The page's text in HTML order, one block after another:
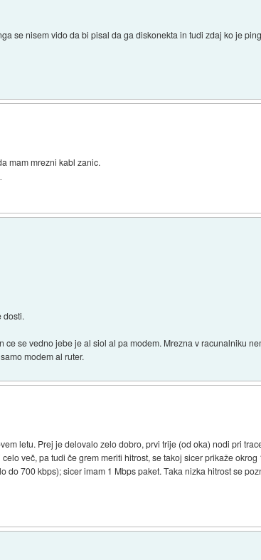
se nisem vido da bi pisal da ga diskonekta in tudi zdaj ko je
mam mrezni kabl zanic.
dosti.
se vedno jebe je al siol al pa modem. Mrezna v racunalniku
modem al ruter.
letu. Prej je delovalo zelo dobro, prvi trije (od oka) nodi pri
več, pa tudi če grem meriti hitrost, se takoj sicer prikaže okrog
700 kbps); sicer imam 1 Mbps paket. Taka nizka hitrost se